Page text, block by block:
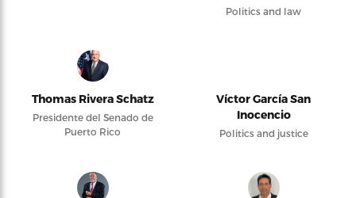
Politics and law
Thomas Rivera Schatz
Presidente del Senado de
Puerto Rico
Víctor García San
Inocencio
Politics and justice